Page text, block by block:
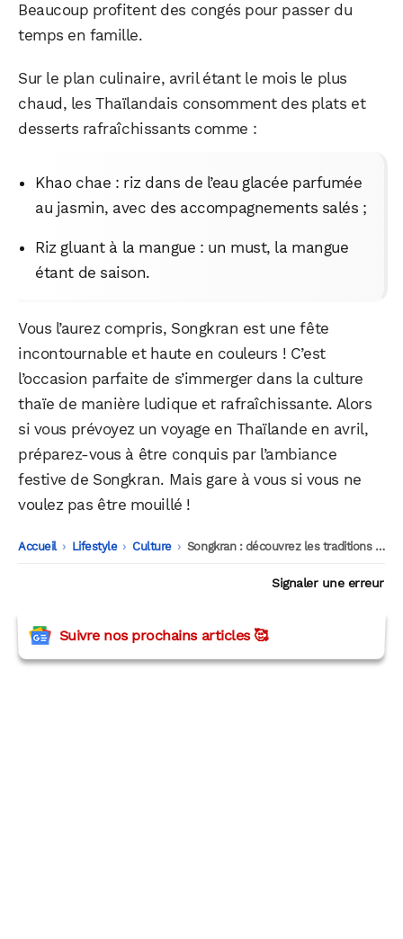
Beaucoup profitent des congés pour passer du
temps en famille.
Sur le plan culinaire, avril étant le mois le plus
chaud, les Thaïlandais consomment des plats et
desserts rafraîchissants comme :
Khao chae : riz dans de l’eau glacée parfumée
au jasmin, avec des accompagnements salés ;
Riz gluant à la mangue : un must, la mangue
étant de saison.
Vous l’aurez compris, Songkran est une fête
incontournable et haute en couleurs ! C’est
l’occasion parfaite de s’immerger dans la culture
thaïe de manière ludique et rafraîchissante. Alors
si vous prévoyez un voyage en Thaïlande en avril,
préparez-vous à être conquis par l’ambiance
festive de Songkran. Mais gare à vous si vous ne
voulez pas être mouillé !
Accueil -
Lifestyle -
Culture -
Songkran : découvrez les traditions du nouvel an thaïlandais
Signaler une erreur
Suivre nos prochains articles 🥰